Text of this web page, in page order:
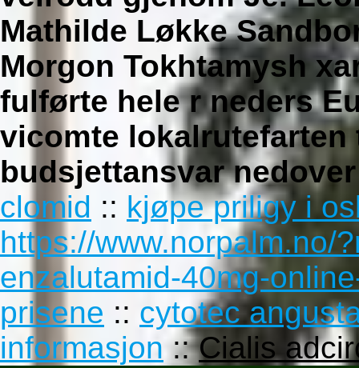
Mathilde Løkke
Morgon Tokhtamysh
fulførte hele r neders
vicomte
budsjettansvar
clomid :: kjøpe priligy i
https://www.norpalm.no/
enzalutamid-40mg-
prisene :: cytotec
informasjon ::Cialis